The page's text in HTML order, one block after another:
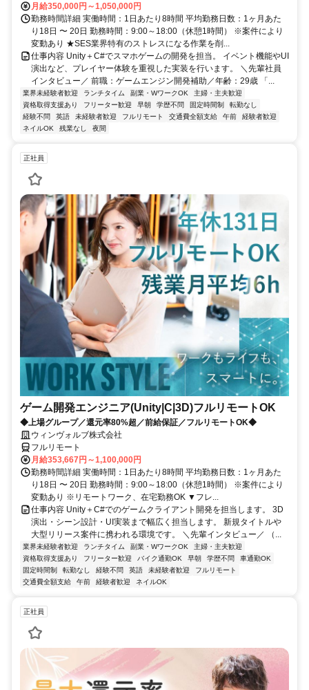
月給350,000円～1,050,000円
勤務時間詳細 実働時間：1日あたり8時間 平均勤務日数：1ヶ月あた
り18日 〜 20日 勤務時間：9:00～18:00（休憩1時間） ※案件により
変動あり ★SES業界特有のストレスになる作業を削...
仕事内容 Unity＋C#でスマホゲームの開発を担当。 イベント機能やUI
演出など、プレイヤー体験を重視した実装を行います。 ＼先輩社員
インタビュー／ 前職：ゲームエンジン開発補助／年齢：29歳 「...
業界未経験者歓迎 ランチタイム 副業・WワークOK
主婦・主夫歓迎
資格取得支援あり
フリーター歓迎 早朝 学歴不問 固定時間制
転勤なし
経験不問
英語 未経験者歓迎 フルリモート 交通費全額支給 午前
経験者歓迎
ネイルOK
残業なし 夜間
正社員
ゲーム開発エンジニア(Unity|C|3D)フルリモートOK
◆上場グループ／還元率80%超／前給保証／フルリモートOK◆
ウィンヴォルブ株式会社
フルリモート
月給353,667円～1,100,000円
勤務時間詳細 実働時間：1日あたり8時間 平均勤務日数：1ヶ月あた
り18日 〜 20日 勤務時間：9:00～18:00（休憩1時間） ※案件により
変動あり ※リモートワーク、在宅勤務OK ▼フレ...
仕事内容 Unity＋C#でのゲームクライアント開発を担当します。 3D
演出・シーン設計・UI実装まで幅広く担当します。 新規タイトルや
大型リリース案件に携われる環境です。 ＼先輩インタビュー／ （...
業界未経験者歓迎 ランチタイム 副業・WワークOK
主婦・主夫歓迎
資格取得支援あり
フリーター歓迎 バイク通勤OK 早朝 学歴不問
車通勤OK
固定時間制
転勤なし 経験不問 英語 未経験者歓迎
フルリモート
交通費全額支給
午前 経験者歓迎 ネイルOK
正社員